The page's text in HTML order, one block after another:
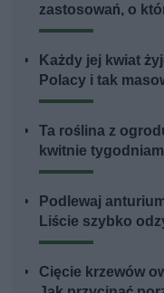
zastosowań, o
Każdy jej kwiat
Polacy i tak
Ta roślina z
kwitnie
Podlewaj
Liście szybko
Cięcie krzewów